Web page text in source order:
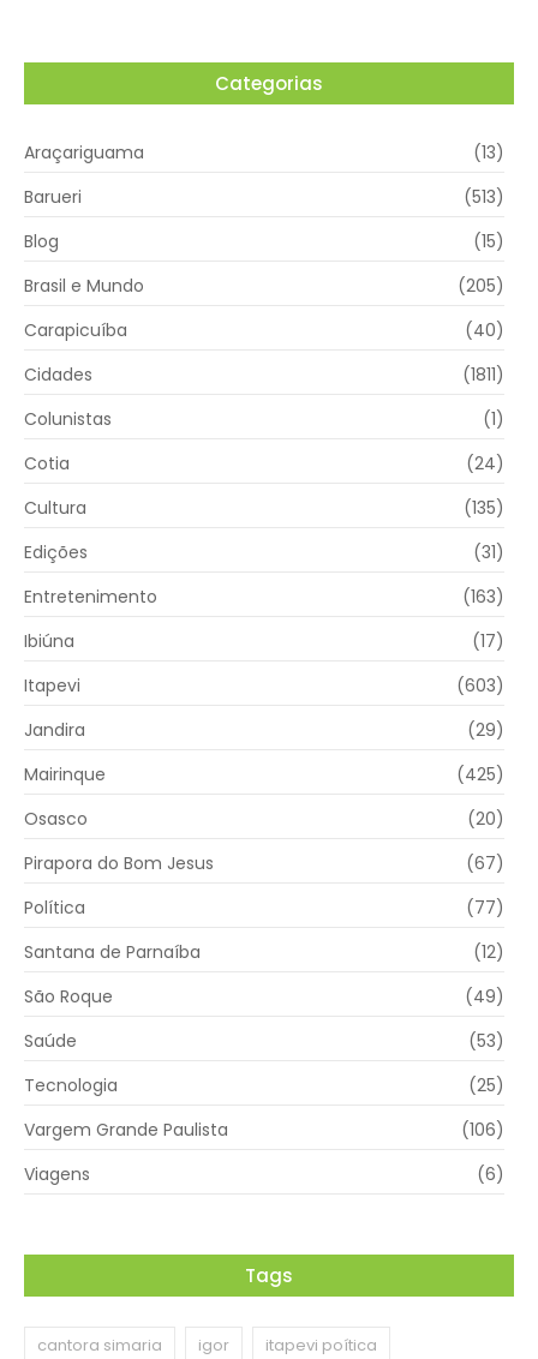
Categorias
Araçariguama
(13)
Barueri
(513)
Blog
(15)
Brasil e Mundo
(205)
Carapicuíba
(40)
Cidades
(1811)
Colunistas
(1)
Cotia
(24)
Cultura
(135)
Edições
(31)
Entretenimento
(163)
Ibiúna
(17)
Itapevi
(603)
Jandira
(29)
Mairinque
(425)
Osasco
(20)
Pirapora do Bom Jesus
(67)
Política
(77)
Santana de Parnaíba
(12)
São Roque
(49)
Saúde
(53)
Tecnologia
(25)
Vargem Grande Paulista
(106)
Viagens
(6)
Tags
cantora simaria igor
itapevi poítica